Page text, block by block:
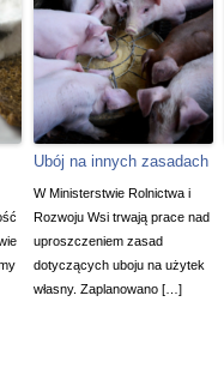
Ubój na innych zasadach
W Ministerstwie Rolnictwa i
Rozwoju Wsi trwają prace nad
uproszczeniem zasad
dotyczących uboju na użytek
własny. Zaplanowano […]